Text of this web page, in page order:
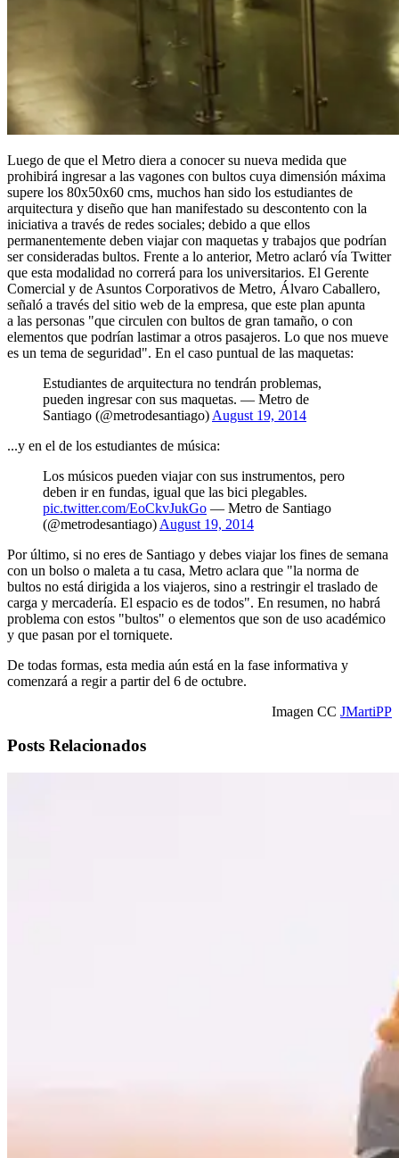
Luego de que el Metro diera a conocer su nueva medida que
prohibirá ingresar a las vagones con bultos cuya dimensión máxima
supere los 80x50x60 cms, muchos han sido los estudiantes de
arquitectura y diseño que han manifestado su descontento con la
iniciativa a través de redes sociales; debido a que ellos
permanentemente deben viajar con maquetas y trabajos que podrían
ser consideradas bultos. Frente a lo anterior, Metro aclaró vía Twitter
que esta modalidad no correrá para los universitarios. El Gerente
Comercial y de Asuntos Corporativos de Metro, Álvaro Caballero,
señaló a través del sitio web de la empresa, que este plan apunta
a las personas "que circulen con bultos de gran tamaño, o con
elementos que podrían lastimar a otros pasajeros. Lo que nos mueve
es un tema de seguridad". En el caso puntual de las maquetas:
Estudiantes de arquitectura no tendrán problemas,
pueden ingresar con sus maquetas. — Metro de
Santiago (@metrodesantiago) August 19, 2014
...y en el de los estudiantes de música:
Los músicos pueden viajar con sus instrumentos, pero
deben ir en fundas, igual que las bici plegables.
pic.twitter.com/EoCkvJukGo — Metro de Santiago
(@metrodesantiago) August 19, 2014
Por último, si no eres de Santiago y debes viajar los fines de semana
con un bolso o maleta a tu casa, Metro aclara que "la norma de
bultos no está dirigida a los viajeros, sino a restringir el traslado de
carga y mercadería. El espacio es de todos". En resumen, no habrá
problema con estos "bultos" o elementos que son de uso académico
y que pasan por el torniquete.
De todas formas, esta media aún está en la fase informativa y
comenzará a regir a partir del 6 de octubre.
Imagen CC JMartiPP
Posts Relacionados